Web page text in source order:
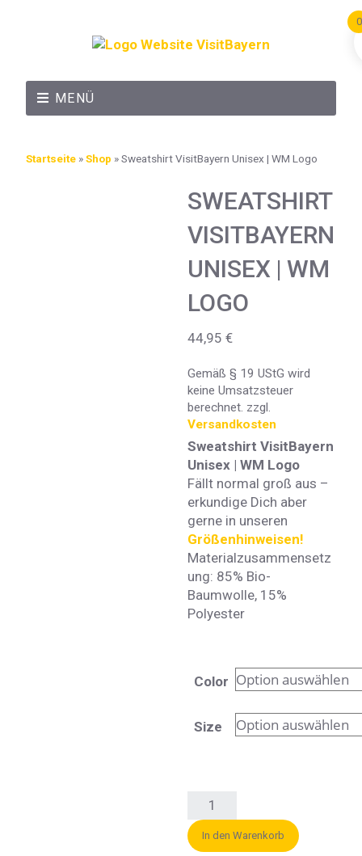
MENÜ
Startseite »Shop »Sweatshirt VisitBayern Unisex | WM Logo
SWEATSHIRT
VISITBAYERN
UNISEX | WM
LOGO
44,95 €
Gemäß § 19 UStG wird
keine Umsatzsteuer
berechnet. zzgl.
Versandkosten
Sweatshirt VisitBayern
Unisex | WM Logo
Fällt normal groß aus –
erkundige Dich aber
gerne in unseren
Größenhinweisen!
Materialzusammensetz
ung: 85% Bio-
Baumwolle, 15%
Polyester
Color
Size
In den Warenkorb
0